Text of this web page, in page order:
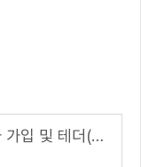
앱테크, 후오비 코리아 가입 및 테더(USDT) 마켓 거래 방법( 초대 코드 : 5j654 )